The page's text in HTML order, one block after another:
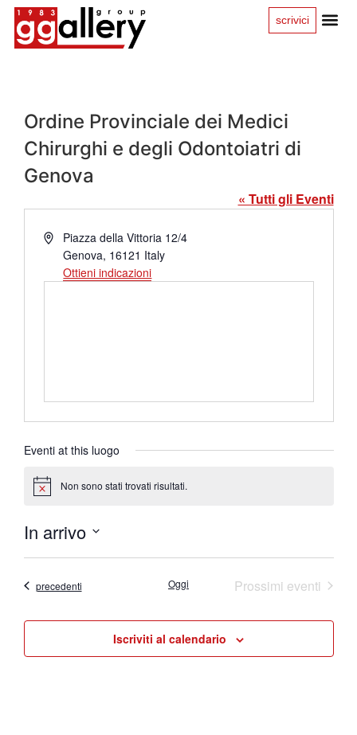
scrivici
Ordine Provinciale dei Medici
Chirurghi e degli Odontoiatri di
Genova
« Tutti gli Eventi
IndirizzoPiazza della Vittoria 12/4
Genova, 16121 Italy
Ottieni indicazioni
Eventi at this luogo
Notice Non sono stati trovati risultati.
In arrivo
la
Eventi
precedenti Oggi Prossimi eventi
Iscriviti al calendario